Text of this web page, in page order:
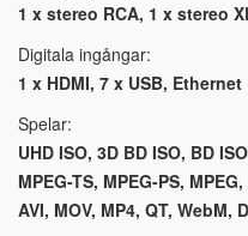
1 x stereo RCA, 1 x stereo
Digitala ingångar:
1 x HDMI, 7 x USB, Ethernet
Spelar:
UHD ISO, 3D BD ISO, BD
MPEG-TS, MPEG-PS,
AVI, MOV, MP4, QT, WebM,